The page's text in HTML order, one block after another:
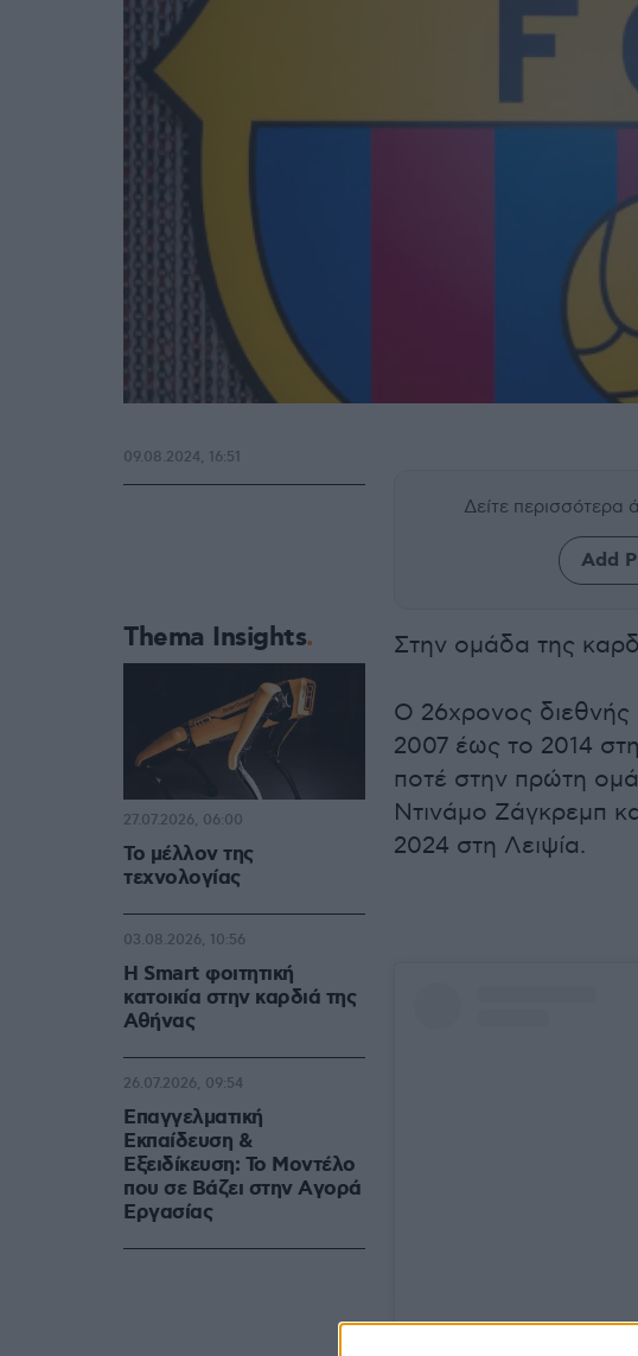
Δείτε περισσότερα
Add
Στην ομάδα της
Ο 26χρονος διεθνής
2007 έως το 2014
ποτέ στην πρώτη
Ντινάμο Ζάγκρεμπ
2024 στη Λειψία.
09.08.2024, 16:51
Thema Insights
Το μέλλον της
τεχνολογίας
27.07.2026, 06:00
Η Smart φοιτητική
κατοικία στην καρδιά της
Αθήνας
03.08.2026, 10:56
Επαγγελματική
Εκπαίδευση &
Εξειδίκευση: Το Mοντέλο
που σε Bάζει στην Aγορά
Eργασίας
26.07.2026, 09:54